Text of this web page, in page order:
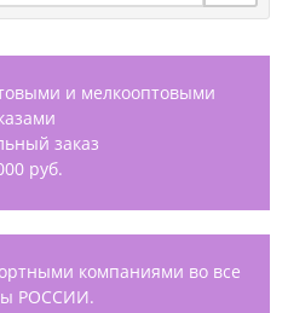
и мелкооптовыми
заказ
руб.
компаниями во все
РОССИИ.